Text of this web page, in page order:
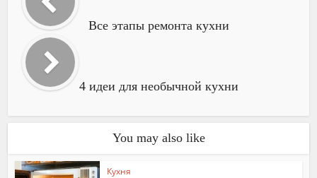
Все этапы ремонта кухни
4 идеи для необычной кухни
You may also like
Кухня